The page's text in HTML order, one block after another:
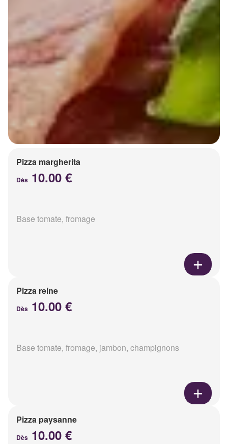
Pizza margherita
Dès 10.00 €
Base tomate, fromage
Pizza reine
Dès 10.00 €
Base tomate, fromage, jambon, champignons
Pizza paysanne
Dès 10.00 €